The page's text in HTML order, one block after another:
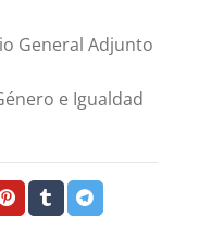
General Adjunto
e Igualdad